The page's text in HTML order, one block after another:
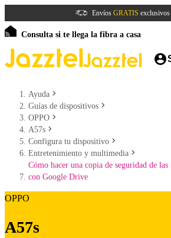
Envíos GRATIS
Consulta si te llega la fibra a casa
Ayuda
Guías de dispositivos
OPPO
A57s
Configura tu dispositivo
Entretenimiento y multimedia
Cómo hacer una copia de seguridad de
con Google Drive
OPPO
A57s